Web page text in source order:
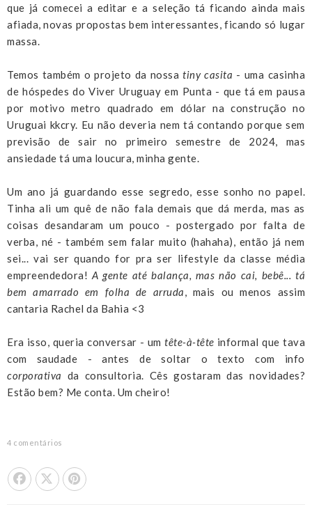
que já comecei a editar e a seleção tá ficando ainda mais
afiada, novas propostas bem interessantes, ficando só lugar
massa.
Temos também o projeto da nossatiny casita - uma casinha
de hóspedes do Viver Uruguay em Punta - que tá em pausa
por motivo metro quadrado em dólar na construção no
Uruguai kkcry. Eu não deveria nem tá contando porque sem
previsão de sair no primeiro semestre de 2024, mas
ansiedade tá uma loucura, minha gente.
Um ano já guardando esse segredo, esse sonho no papel.
Tinha ali um quê de não fala demais que dá merda, mas as
coisas desandaram um pouco - postergado por falta de
verba, né - também sem falar muito (hahaha), então já nem
sei... vai ser quando for pra ser lifestyle da classe média
empreendedora! A gente até balança, mas não cai, bebê... tá
bem amarrado em folha de arruda, mais ou menos assim
cantaria Rachel da Bahia <3
Era isso, queria conversar - um tête-à-tête informal que tava
com saudade - antes de soltar o texto com info
corporativa da consultoria. Cês gostaram das novidades?
Estão bem? Me conta. Um cheiro!
4 comentários
Share On Facebook
Tweet This